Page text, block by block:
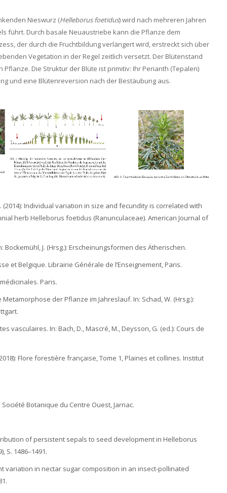
Nieswurz (Helleborus foetidus) wird nach mehreren Jahren
führt. Durch basale Neuaustriebe kann die Pflanze dem
der durch die Fruchtbildung verlängert wird, erstreckt sich über
Vegetation in der Regel zeitlich versetzt. Der Blütenstand
Die Struktur der Blüte ist primitiv: Ihr Perianth (Tepalen)
und eine Blütenreversion nach der Bestäubung aus.
(2014): Individual variation in size and fecundity is correlated with
herb Helleborus foetidus (Ranunculaceae). American Journal of
J. (Hrsg.): Erscheinungsformen des Ätherischen.
et Belgique. Librairie Générale de l’Enseignement, Paris.
Paris.
der Pflanze im Jahreslauf. In: Schad, W. (Hrsg.):
vasculaires. In: Bach, D., Mascré, M., Deysson, G. (ed.): Cours de
Flore forestière française, Tome 1, Plaines et collines. Institut
Botanique du Centre Ouest, Jarnac.
of persistent sepals to seed development in Helleborus
S. 1486–1491.
variation in nectar sugar composition in an insect-pollinated